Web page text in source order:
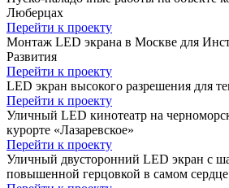
Люберцах
Перейти к проекту
Монтаж LED экрана в Москве для
Развития
Перейти к проекту
LED экран высокого разрешения для
Перейти к проекту
Уличный LED кинотеатр на
курорте «Лазаревское»
Перейти к проекту
Уличный двусторонний LED экран с
повышенной герцовкой в самом